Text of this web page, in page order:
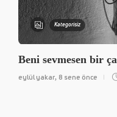
Kategorisiz
Beni sevmesen bir
eylül yakar, 8 sene önce